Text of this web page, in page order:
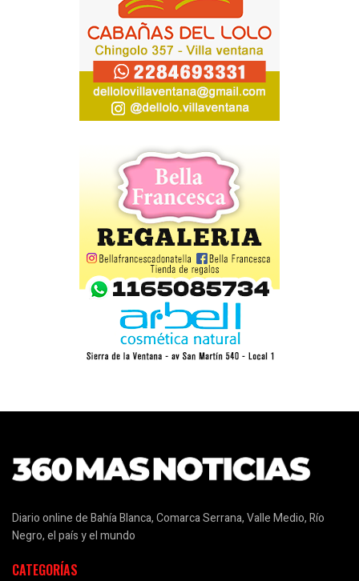
Diario online de Bahía Blanca, Comarca Serrana, Valle Medio, Río
Negro, el país y el mundo
CATEGORÍAS